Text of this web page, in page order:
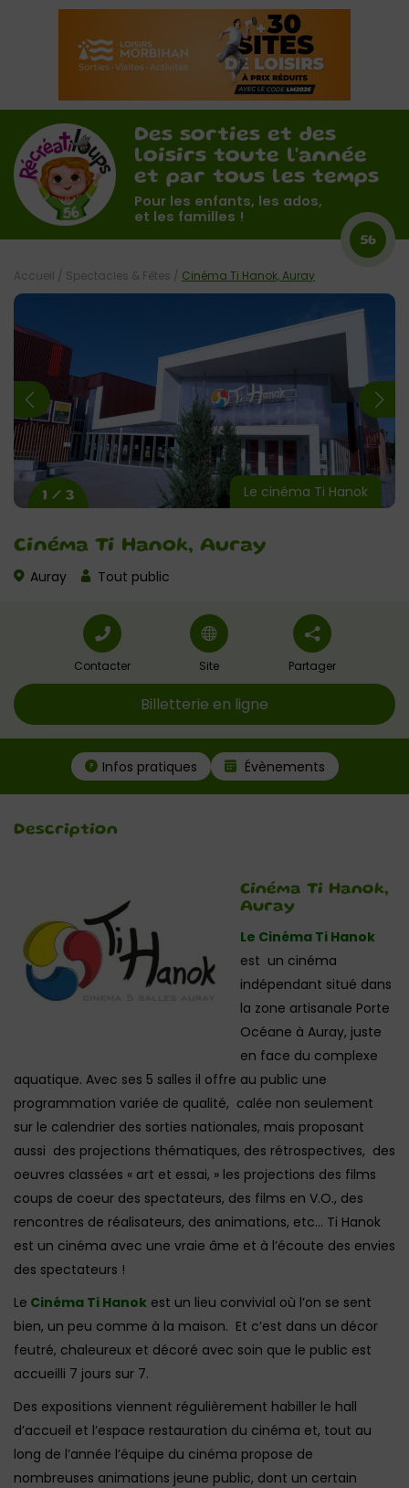
Des sorties et des
loisirs toute l'année
et par tous les temps
Pour les enfants, les ados,
et les familles !
56
Cinéma Ti Hanok, Auray
Auray Tout public
Le cinéma Ti Hanok
1 / 3
Accueil / Spectacles & Fêtes / Cinéma Ti Hanok, Auray
Contacter Site Partager
Billetterie en ligne
Infos pratiques Évènements
Description
Cinéma Ti Hanok,
Auray
Le Cinéma Ti Hanok
est un cinéma
indépendant situé dans
la zone artisanale Porte
Océane à Auray, juste
en face du complexe
aquatique. Avec ses 5 salles il offre au public une
programmation variée de qualité, calée non seulement
sur le calendrier des sorties nationales, mais proposant
aussi des projections thématiques, des rétrospectives, des
oeuvres classées « art et essai, » les projections des films
coups de coeur des spectateurs, des films en V.O., des
rencontres de réalisateurs, des animations, etc… Ti Hanok
est un cinéma avec une vraie âme et à l’écoute des envies
des spectateurs !
Le Cinéma Ti Hanok est un lieu convivial où l’on se sent
bien, un peu comme à la maison. Et c’est dans un décor
feutré, chaleureux et décoré avec soin que le public est
accueilli 7 jours sur 7.
Des expositions viennent régulièrement habiller le hall
d’accueil et l’espace restauration du cinéma et, tout au
long de l’année l’équipe du cinéma propose de
nombreuses animations jeune public, dont un certain